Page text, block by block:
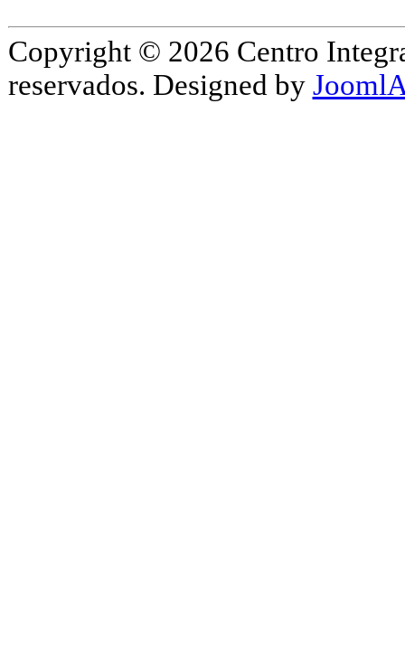
Copyright © 2026 Centro
reservados. Designed by